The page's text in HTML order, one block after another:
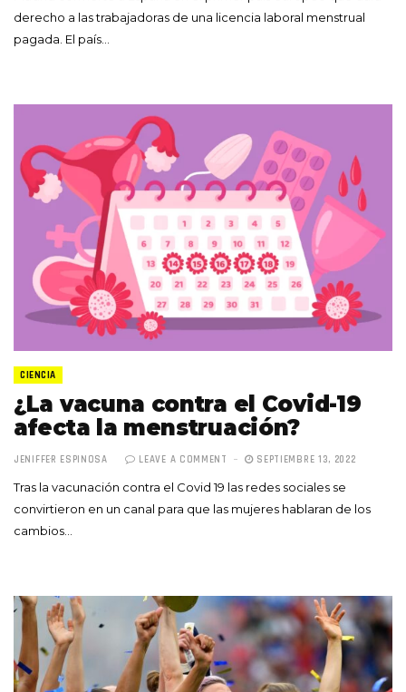
derecho a las trabajadoras de una licencia laboral menstrual
pagada. El país…
CIENCIA
¿La vacuna contra el Covid-19
afecta la menstruación?
JENIFFER ESPINOSA LEAVE A COMMENT SEPTIEMBRE 13, 2022
Tras la vacunación contra el Covid 19 las redes sociales se
convirtieron en un canal para que las mujeres hablaran de los
cambios…